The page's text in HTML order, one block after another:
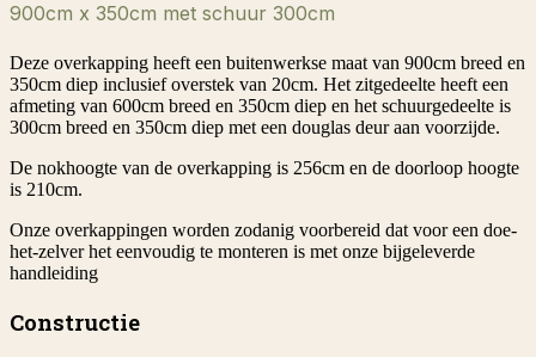
900cm x 350cm met schuur 300cm
Deze overkapping heeft een buitenwerkse maat van 900cm breed en
350cm diep inclusief overstek van 20cm. Het zitgedeelte heeft een
afmeting van 600cm breed en 350cm diep en het schuurgedeelte is
300cm breed en 350cm diep met een douglas deur aan voorzijde.
De nokhoogte van de overkapping is 256cm en de doorloop hoogte
is 210cm.
Onze overkappingen worden zodanig voorbereid dat voor een doe-
het-zelver het eenvoudig te monteren is met onze bijgeleverde
handleiding
Constructie